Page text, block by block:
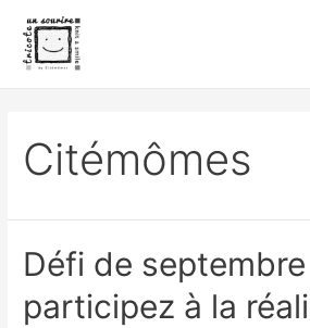
Citémômes
Défi de
participez à la